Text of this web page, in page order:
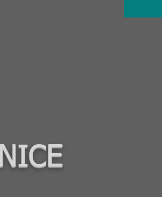
NICE